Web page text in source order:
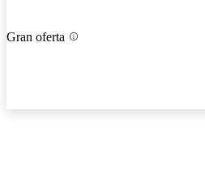
Gran oferta